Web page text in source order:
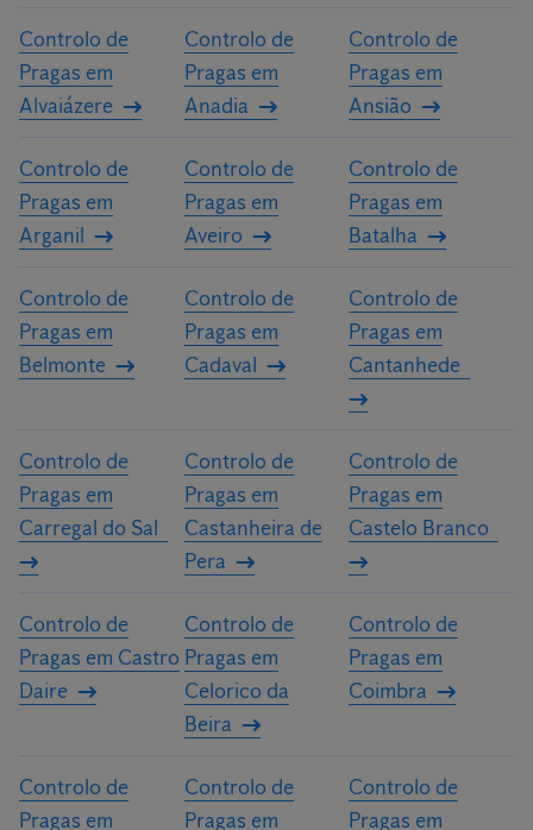
Controlo de
Pragas em
Alvaiázere
Controlo de
Pragas em
Anadia
Controlo de
Pragas em
Ansião
Controlo de
Pragas em
Arganil
Controlo de
Pragas em
Aveiro
Controlo de
Pragas em
Batalha
Controlo de
Pragas em
Belmonte
Controlo de
Pragas em
Cadaval
Controlo de
Pragas em
Cantanhede
Controlo de
Pragas em
Carregal do Sal
Controlo de
Pragas em
Castanheira de
Pera
Controlo de
Pragas em
Castelo Branco
Controlo de
Pragas em Castro
Daire
Controlo de
Pragas em
Celorico da
Beira
Controlo de
Pragas em
Coimbra
Controlo de
Pragas em
Controlo de
Pragas em
Controlo de
Pragas em